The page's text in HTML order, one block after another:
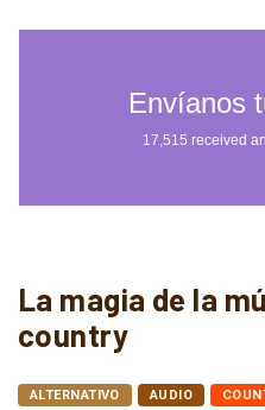
La magia de la
country
ALTERNATIVO AUDIO